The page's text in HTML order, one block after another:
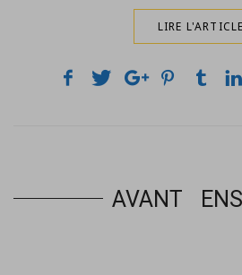
LIRE L'ARTICLE
AVANT